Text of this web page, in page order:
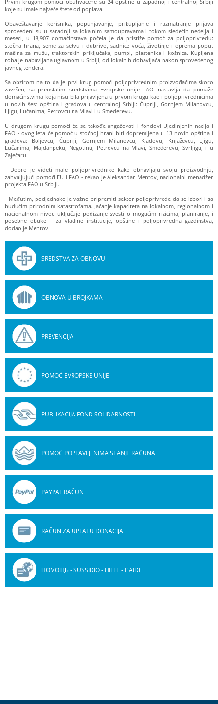
Prvim krugom pomoći obuhvaćene su 24 opštine u zapadnoj i centralnoj Srbiji
koje su imale najveće štete od poplava.
Obaveštavanje korisnika, popunjavanje, prikupljanje i razmatranje prijava
sprovedeni su u saradnji sa lokalnim samoupravama i tokom sledećih nedelja i
meseci, u 18,907 domaćinstava počela je da pristiže pomoć za poljoprivredu:
stočna hrana, seme za setvu i đubrivo, sadnice voća, životinje i oprema poput
mašina za mužu, traktorskih priključaka, pumpi, plastenika i košnica. Kupljena
roba je nabavljana uglavnom u Srbiji, od lokalnih dobavljača nakon sprovedenog
javnog tendera.
Sa obzirom na to da je prvi krug pomoći poljoprivrednim proizvođačima skoro
završen, sa preostalim sredstvima Evropske unije FAO nastavlja da pomaže
domaćinstvima koja nisu bila prijavljena u prvom krugu kao i poljoprivrednicima
u novih šest opština i gradova u centralnoj Srbiji: Ćupriji, Gornjem Milanovcu,
LJigu, Lučanima, Petrovcu na Mlavi i u Smederevu.
U drugom krugu pomoći će se takođe angažovati i fondovi Ujedinjenih nacija i
FAO - ovog leta će pomoć u stočnoj hrani biti dopremljena u 13 novih opština i
gradova: Boljevcu, Ćupriji, Gornjem Milanovcu, Kladovu, Knjaževcu, LJigu,
Lučanima, Majdanpeku, Negotinu, Petrovcu na Mlavi, Smederevu, Svrljigu, i u
Zaječaru.
- Dobro je videti male poljoprivrednike kako obnavljaju svoju proizvodnju,
zahvaljujući pomoći EU i FAO - rekao je Aleksandar Mentov, nacionalni menadžer
projekta FAO u Srbiji.
- Međutim, podjednako je važno pripremiti sektor poljoprivrede da se izbori i sa
budućim prirodnim katastrofama. Jačanje kapaciteta na lokalnom, regionalnom i
nacionalnom nivou uključuje podizanje svesti o mogućim rizicima, planiranje, i
posebne obuke – za vladine institucije, opštine i poljoprivredna gazdinstva,
dodao je Mentov.
SREDSTVA ZA OBNOVU
OBNOVA U BROJKAMA
PREVENCIJA
POMOĆ EVROPSKE UNIJE
PUBLIKACIJA FOND SOLIDARNOSTI
POMOĆ POPLAVLJENIMA STANJE RAČUNA
PAYPAL RAČUN
RAČUN ZA UPLATU DONACIJA
ПОМОЩЬ - SUSSIDIO - HILFE - L'AIDE